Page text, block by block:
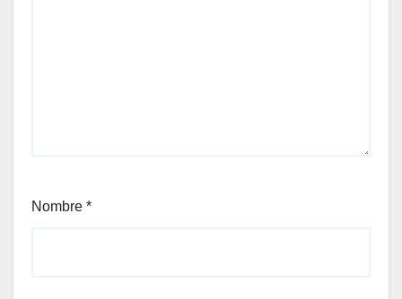
Nombre *